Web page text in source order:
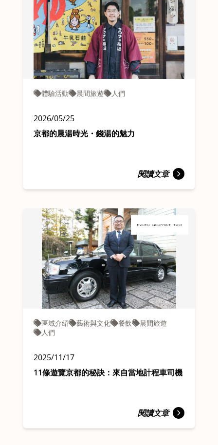
體驗活動 晨間旅遊 人們
2026/05/25
京都的晨湯時光・錢湯的魅力
閱讀文章
區域介紹 藝術與文化 餐飲
晨間旅遊
人們
2025/11/17
11條遊覽京都的秘訣：來自當地計程車司機
閱讀文章